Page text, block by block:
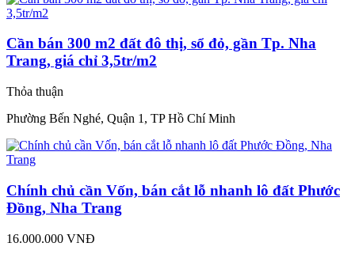
Cần bán 300 m2 đất đô thị, sổ đỏ, gần Tp. Nha
Trang, giá chỉ 3,5tr/m2
Thỏa thuận
Phường Bến Nghé, Quận 1, TP Hồ Chí Minh
Chính chủ cần Vốn, bán cắt lỗ nhanh lô đất Phước
Đồng, Nha Trang
16.000.000 VNĐ